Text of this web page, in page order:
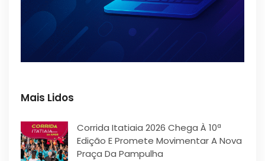
Mais Lidos
Corrida Itatiaia 2026 Chega À 10ª
Edição E Promete Movimentar A Nova
Praça Da Pampulha